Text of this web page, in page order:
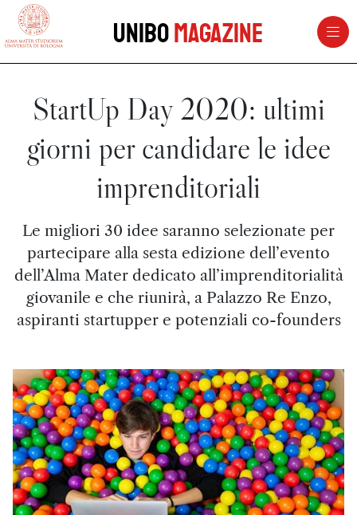
vai al contenuto della pagina
UniboMagazine
StartUp Day 2020: ultimi
giorni per candidare le idee
imprenditoriali
Le migliori 30 idee saranno selezionate per
partecipare alla sesta edizione dell’evento
dell’Alma Mater dedicato all’imprenditorialità
giovanile e che riunirà, a Palazzo Re Enzo,
aspiranti startupper e potenziali co-founders